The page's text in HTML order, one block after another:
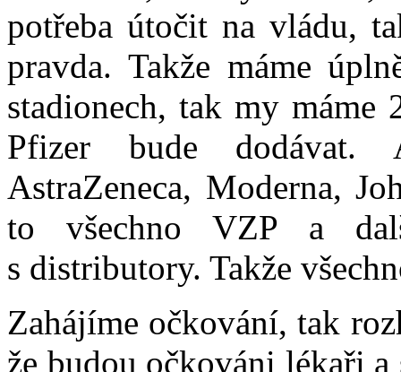
potřeba útočit na vládu,
pravda. Takže máme
stadionech, tak my máme
Pfizer bude dodávat.
AstraZeneca, Moderna,
to všechno VZP a
s distributory. Takže
Zahájíme očkování, tak
že budou očkováni lékaři